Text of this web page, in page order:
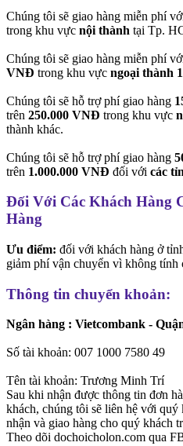
Chúng tôi sẽ giao hàng miễn phí
trong khu vực nội thành tại Tp.
Chúng tôi sẽ giao hàng miễn phí
VNĐ trong khu vực ngoại thành
Chúng tôi sẽ hỗ trợ phí giao hàng
trên 250.000 VNĐ trong khu vực
thành khác.
Chúng tôi sẽ hỗ trợ phí giao hàng
trên 1.000.000 VNĐ đối với các
Đối Với Các Khách Hàng
Hàng
Ưu điểm: đối với khách hàng ở
giảm phí vận chuyển vì không
Thông tin chuyển khoản:
Ngân hàng : Vietcombank -
Số tài khoản: 007 1000 7580 49
Tên tài khoản: Trương Minh Trí
Sau khi nhận được thông tin đơn
khách, chúng tôi sẽ liên hệ với quý
nhận và giao hàng cho quý khách
Theo dõi dochoicholon.com qua